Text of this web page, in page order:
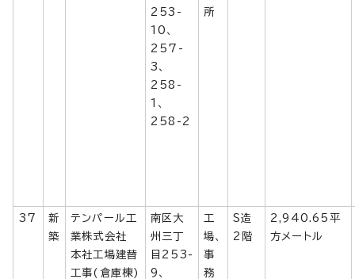
253-
10、
257-
3、
258-
1、
258-2
所
37
新
築
テンパール工
業株式会社
本社工場建替
工事(倉庫棟)
南区大
州三丁
目253-
9、
工
場、
事
務
S造
2階
2,940.65平
方メートル